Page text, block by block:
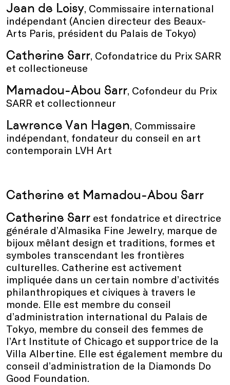
Jean de Loisy, Commissaire international
indépendant (Ancien directeur des Beaux-
Arts Paris, président du Palais de Tokyo)
Catherine Sarr, Cofondatrice du Prix SARR
et collectioneuse
Mamadou-Abou Sarr, Cofondeur du Prix
SARR et collectionneur
Lawrence Van Hagen, Commissaire
indépendant, fondateur du conseil en art
contemporain LVH Art
Catherine et Mamadou-Abou Sarr
Catherine Sarr est fondatrice et directrice
générale d’Almasika Fine Jewelry, marque de
bijoux mêlant design et traditions, formes et
symboles transcendant les frontières
culturelles. Catherine est activement
impliquée dans un certain nombre d’activités
philanthropiques et civiques à travers le
monde. Elle est membre du conseil
d’administration international du Palais de
Tokyo, membre du conseil des femmes de
l’Art Institute of Chicago et supportrice de la
Villa Albertine. Elle est également membre du
conseil d’administration de la Diamonds Do
Good Foundation.